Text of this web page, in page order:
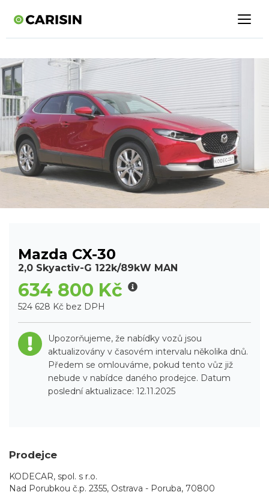
Mazda CX-30
2,0 Skyactiv-G 122k/89kW MAN
634 800 Kč
524 628 Kč bez DPH
Upozorňujeme, že nabídky vozů jsou
aktualizovány v časovém intervalu několika dnů.
Předem se omlouváme, pokud tento vůz již
nebude v nabídce daného prodejce. Datum
poslední aktualizace: 12.11.2025
Prodejce
KODECAR, spol. s r.o.
Nad Porubkou č.p. 2355, Ostrava - Poruba, 70800